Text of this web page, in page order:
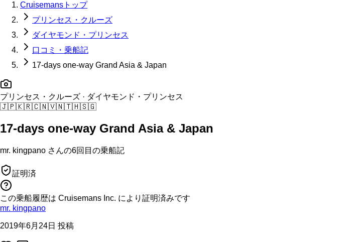
Cruisemansトップ
プリンセス・クルーズ
ダイヤモンド・プリンセス
口コミ・乗船記
17-days one-way Grand Asia & Japan
プリンセス・クルーズ · ダイヤモンド・プリンセス
🇯🇵🇰🇷🇨🇳🇻🇳🇹🇭🇸🇬
17-days one-way Grand Asia & Japan
mr. kingpano さんの6回目の乗船記
証明済
この乗船履歴は Cruisemans Inc. により証明済みです
mr. kingpano
2019年6月24日 投稿